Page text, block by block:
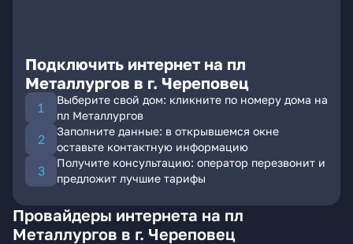
Подключить интернет на пл
Металлургов в г. Череповец
Выберите свой дом: кликните по номеру дома на
пл Металлургов
Заполните данные: в открывшемся окне
оставьте контактную информацию
Получите консультацию: оператор перезвонит и
предложит лучшие тарифы
Провайдеры интернета на пл
Металлургов в г. Череповец